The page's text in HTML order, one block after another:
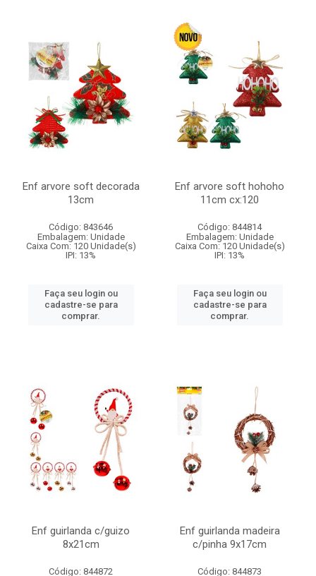
Enf arvore soft decorada
13cm
Código: 843646
Embalagem: Unidade
Caixa Com: 120 Unidade(s)
IPI: 13%
Faça seu login ou
cadastre-se para
comprar.
Enf arvore soft hohoho
11cm cx:120
Código: 844814
Embalagem: Unidade
Caixa Com: 120 Unidade(s)
IPI: 13%
Faça seu login ou
cadastre-se para
comprar.
Enf guirlanda c/guizo
8x21cm
Código: 844872
Enf guirlanda madeira
c/pinha 9x17cm
Código: 844873